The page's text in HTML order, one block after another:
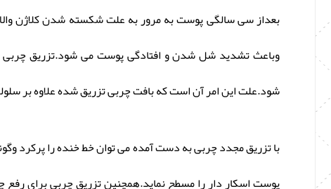
بعداز سی سالگی پوست به مرور به علت شکسته شدن کلاژن
وباعث تشدید شل شدن و افتادگی پوست می شود.تزریق
شود.علت این امر آن است که بافت چربی تزریق شده علاوه بر
با تزریق مجدد چربی به دست آمده می توان خط خنده را پرکرد
پوست اسکار دار را مسطح نماید.همچنین تزریق چربی برای